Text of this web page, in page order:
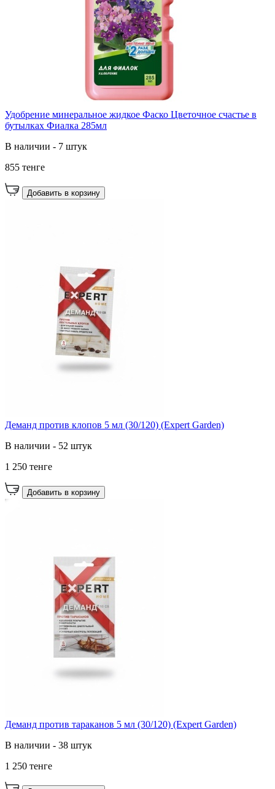
Удобрение минеральное жидкое Фаско Цветочное счастье в
бутылках Фиалка 285мл
В наличии - 7 штук
855 тенге
Добавить в корзину
Деманд против клопов 5 мл (30/120) (Expert Garden)
В наличии - 52 штук
1 250 тенге
Добавить в корзину
Деманд против тараканов 5 мл (30/120) (Expert Garden)
В наличии - 38 штук
1 250 тенге